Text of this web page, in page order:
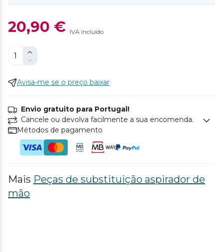
20,90 € IVA incluído
Avisa-me se o preço baixar
Envio gratuito para Portugal!
Cancele ou devolva facilmente a sua encomenda.
Métodos de pagamento
Mais Peças de substituição aspirador de
mão